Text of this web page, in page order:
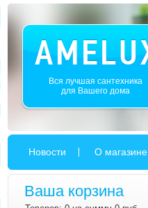
Вся лучшая сантехника
для Вашего дома
Новости О магазине
Ваша корзина